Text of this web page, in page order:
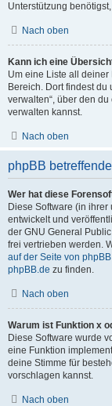
Unterstützung
Nach oben
Kann ich eine
Um eine Liste all
Bereich. Dort findest du
verwalten“, über den
verwalten kannst.
Nach oben
phpBB
Wer hat diese
Diese Software (in
entwickelt und
der GNU General
frei vertrieben werden.
auf der Seite von
phpBB.de zu finden.
Nach oben
Warum ist Funktion x
Diese Software wurde
eine Funktion
deine Stimme für
vorschlagen kannst.
Nach oben